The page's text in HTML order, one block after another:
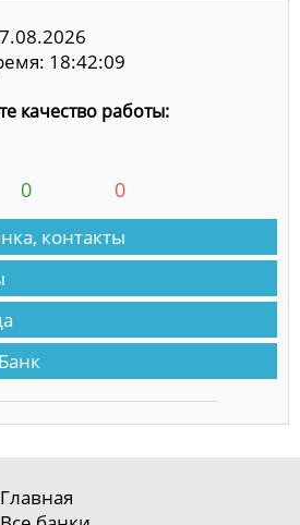
18:42:09
качество работы:
0 0
контакты
Главная